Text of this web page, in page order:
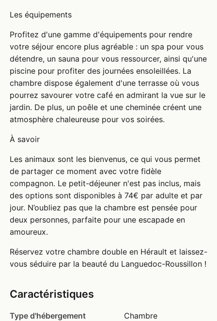
Les équipements
Profitez d'une gamme d'équipements pour rendre
votre séjour encore plus agréable : un spa pour vous
détendre, un sauna pour vous ressourcer, ainsi qu'une
piscine pour profiter des journées ensoleillées. La
chambre dispose également d'une terrasse où vous
pourrez savourer votre café en admirant la vue sur le
jardin. De plus, un poêle et une cheminée créent une
atmosphère chaleureuse pour vos soirées.
À savoir
Les animaux sont les bienvenus, ce qui vous permet
de partager ce moment avec votre fidèle
compagnon. Le petit-déjeuner n'est pas inclus, mais
des options sont disponibles à 74€ par adulte et par
jour. N’oubliez pas que la chambre est pensée pour
deux personnes, parfaite pour une escapade en
amoureux.
Réservez votre chambre double en Hérault et laissez-
vous séduire par la beauté du Languedoc-Roussillon !
Caractéristiques
Type d'hébergement
Chambre